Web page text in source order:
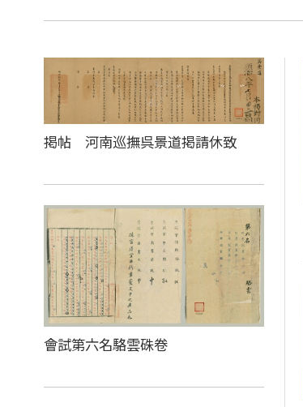
掲帖 河南巡撫呉景道掲請休致
會試第六名駱雲硃卷